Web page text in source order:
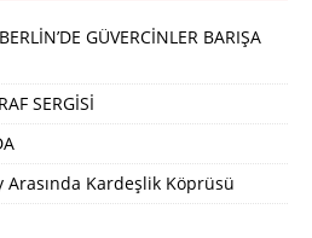
GÜVERCİNLER BARIŞA
SERGİSİ
Arasında Kardeşlik Köprüsü